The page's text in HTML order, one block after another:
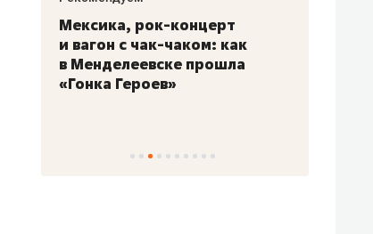
Мексика, рок-концерт
и вагон с чак-чаком: как
в Менделеевске прошла
«Гонка Героев»